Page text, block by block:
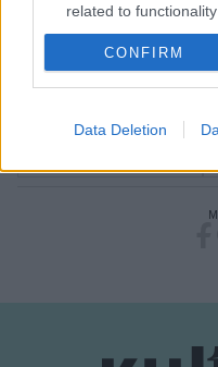
related to
I want to allow
I want to allow
functionality and
CONFIRM
Data Deletion